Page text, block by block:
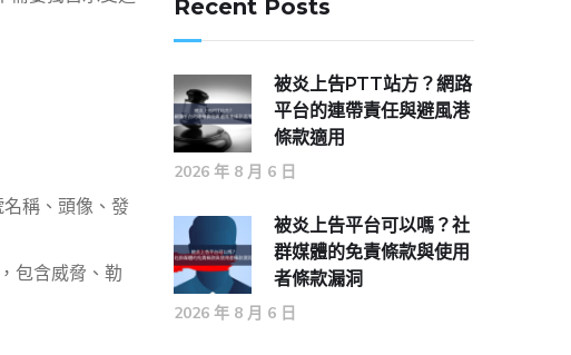
稱、頭像、發
包含威脅、勒
Recent Posts
被炎上告PTT站方？網路
平台的連帶責任與避風港
條款適用
2026 年 8 月 6 日
被炎上告平台可以嗎？社
群媒體的免責條款與使用
者條款漏洞
2026 年 8 月 6 日